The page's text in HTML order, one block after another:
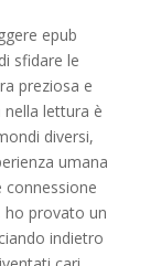
epub
sfidare le
preziosa e
lettura è
diversi,
umana
connessione
ho provato un
indietro